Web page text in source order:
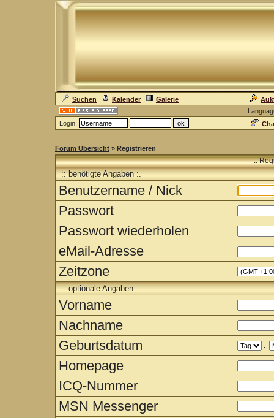
Suchen Kalender Galerie
Login:
Forum Übersicht » Registrieren
.:
:: benötigte Angaben :.
Benutzername / Nick
Passwort
Passwort wiederholen
eMail-Adresse
Zeitzone
:: optionale Angaben :.
Vorname
Nachname
Geburtsdatum
.
Homepage
ICQ-Nummer
MSN Messenger